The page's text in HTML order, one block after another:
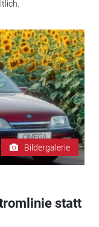
Bildergalerie
statt